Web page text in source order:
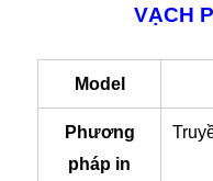
VẠCH
Model
Phương
pháp in